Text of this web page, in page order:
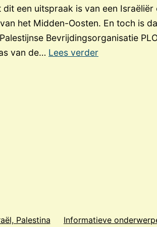
een uitspraak is van een Israëliër
het Midden-Oosten. En toch is
Bevrijdingsorganisatie
van de… Lees verder‘Het
Palestina Informatieve